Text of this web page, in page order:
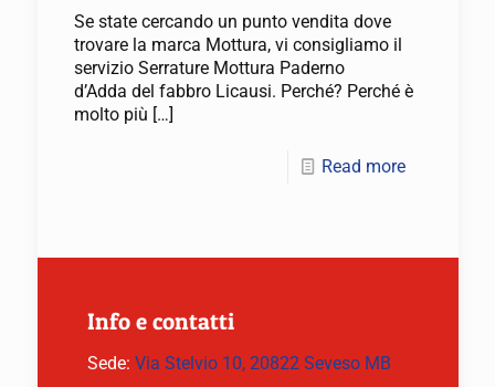
Se state cercando un punto vendita dove
trovare la marca Mottura, vi consigliamo il
servizio Serrature Mottura Paderno
d’Adda del fabbro Licausi. Perché? Perché è
molto più […]
Read more
Info e contatti
Sede: Via Stelvio 10, 20822 Seveso MB